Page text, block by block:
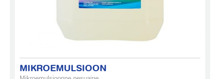
MIKROEMULSIOON